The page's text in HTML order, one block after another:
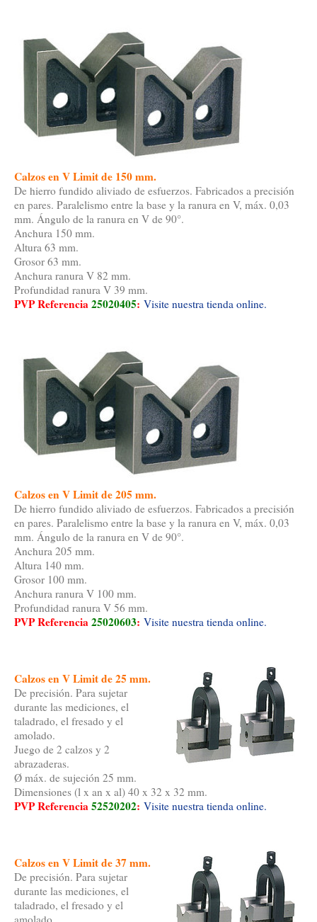
Calzos en V Limit de 150 mm.
De hierro fundido aliviado de esfuerzos. Fabricados a precisión
en pares. Paralelismo entre la base y la ranura en V, máx. 0,03
mm. Ángulo de la ranura en V de 90°.
Anchura 150 mm.
Altura 63 mm.
Grosor 63 mm.
Anchura ranura V 82 mm.
Profundidad ranura V 39 mm.
PVP Referencia25020405: Visite nuestra tienda online.
Calzos en V Limit de 205 mm.
De hierro fundido aliviado de esfuerzos. Fabricados a precisión
en pares. Paralelismo entre la base y la ranura en V, máx. 0,03
mm. Ángulo de la ranura en V de 90°.
Anchura 205 mm.
Altura 140 mm.
Grosor 100 mm.
Anchura ranura V 100 mm.
Profundidad ranura V 56 mm.
PVP Referencia25020603: Visite nuestra tienda online.
Calzos en V Limit de 25 mm.
De precisión. Para sujetar
durante las mediciones, el
taladrado, el fresado y el
amolado.
Juego de 2 calzos y 2
abrazaderas.
Ø máx. de sujeción 25 mm.
Dimensiones (l x an x al) 40 x 32 x 32 mm.
PVP Referencia52520202: Visite nuestra tienda online.
Calzos en V Limit de 37 mm.
De precisión. Para sujetar
durante las mediciones, el
taladrado, el fresado y el